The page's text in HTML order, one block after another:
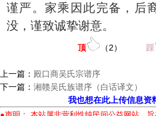
谨严。家乘因此完备，后
没，谨致诚挚谢意。
顶 （2） 踩
上一篇： 殿口商吴氏宗谱序
下一篇： 湘赣吴氏族谱序（白话译文）
我也想在此上传信息资